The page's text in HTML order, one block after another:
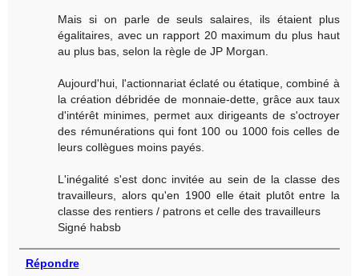
Mais si on parle de seuls salaires, ils étaient plus
égalitaires, avec un rapport 20 maximum du plus haut
au plus bas, selon la règle de JP Morgan.
Aujourd'hui, l'actionnariat éclaté ou étatique, combiné à
la création débridée de monnaie-dette, grâce aux taux
d'intérêt minimes, permet aux dirigeants de s'octroyer
des rémunérations qui font 100 ou 1000 fois celles de
leurs collègues moins payés.
L'inégalité s'est donc invitée au sein de la classe des
travailleurs, alors qu'en 1900 elle était plutôt entre la
classe des rentiers / patrons et celle des travailleurs
Signé habsb
Répondre